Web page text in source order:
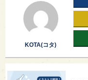
KOTA(コタ)